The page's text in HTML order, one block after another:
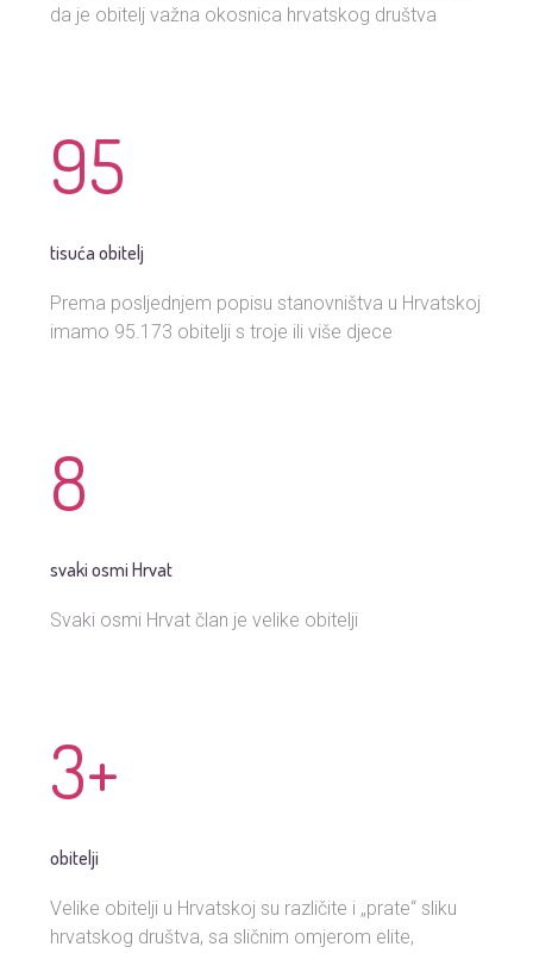
da je obitelj važna okosnica hrvatskog društva
95
tisuća obitelj
Prema posljednjem popisu stanovništva u Hrvatskoj
imamo 95.173 obitelji s troje ili više djece
8
svaki osmi Hrvat
Svaki osmi Hrvat član je velike obitelji
3+
obitelji
Velike obitelji u Hrvatskoj su različite i „prate“ sliku
hrvatskog društva, sa sličnim omjerom elite,